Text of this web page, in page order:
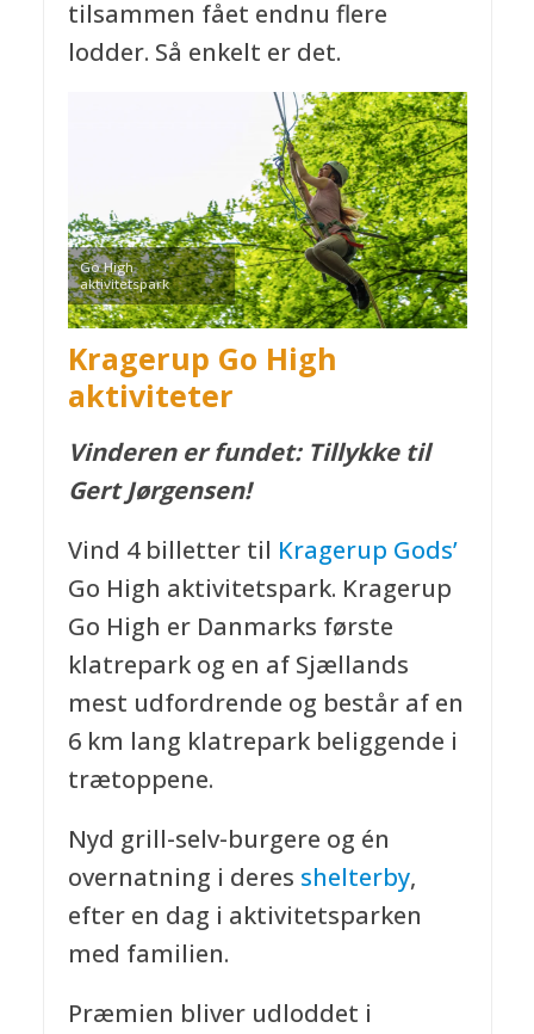
tilsammen fået endnu flere
lodder. Så enkelt er det.
Go High
aktivitetspark
Kragerup Go High
aktiviteter
Vinderen er fundet: Tillykke til
Gert Jørgensen!
Vind 4 billetter til Kragerup Gods’
Go High aktivitetspark. Kragerup
Go High er Danmarks første
klatrepark og en af Sjællands
mest udfordrende og består af en
6 km lang klatrepark beliggende i
trætoppene.
Nyd grill-selv-burgere og én
overnatning i deres shelterby,
efter en dag i aktivitetsparken
med familien.
Præmien bliver udloddet i